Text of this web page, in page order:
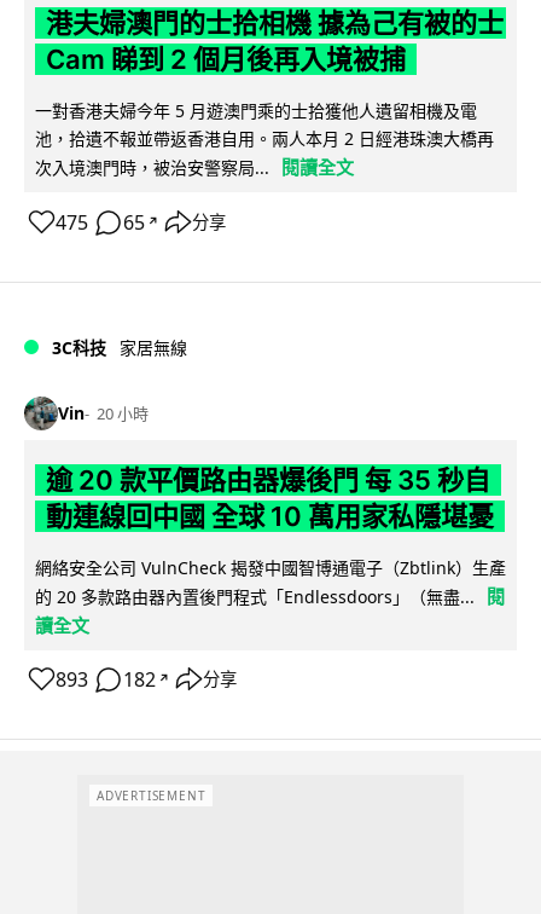
港夫婦澳門的士拾相機 據為己有被的士
Cam 睇到 2 個月後再入境被捕
一對香港夫婦今年 5 月遊澳門乘的士拾獲他人遺留相機及電
池，拾遺不報並帶返香港自用。兩人本月 2 日經港珠澳大橋再
次入境澳門時，被治安警察局...
閱讀全文
475 65 ↗ 分享
3C科技 家居無線
Vin 20 小時
逾 20 款平價路由器爆後門 每 35 秒自
動連線回中國 全球 10 萬用家私隱堪憂
網絡安全公司 VulnCheck 揭發中國智博通電子（Zbtlink）生產
的 20 多款路由器內置後門程式「Endlessdoors」（無盡...
閱
讀全文
893 182 ↗ 分享
ADVERTISEMENT